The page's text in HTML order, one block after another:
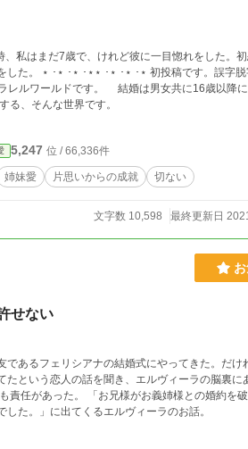
はまだ7歳で、けれど彼に一目惚れをした。初
ます、すみま
る、そんな世界です。
5,247 位 / 66,336件
姉妹愛 片思いからの成就 切ない
文字数 10,598 最終更新日
せない
あるフェリシアナの結婚式にやってきた。だけ
という恋人の話を聞き、エルヴィーラの脳裏に
責任があった。 「お兄様がお義姉様との婚約を
た。」に出てくるエルヴィーラのお話。